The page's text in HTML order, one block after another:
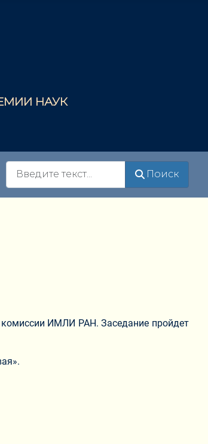
НАУК
Поиск
ИМЛИ РАН. Заседание пройдет